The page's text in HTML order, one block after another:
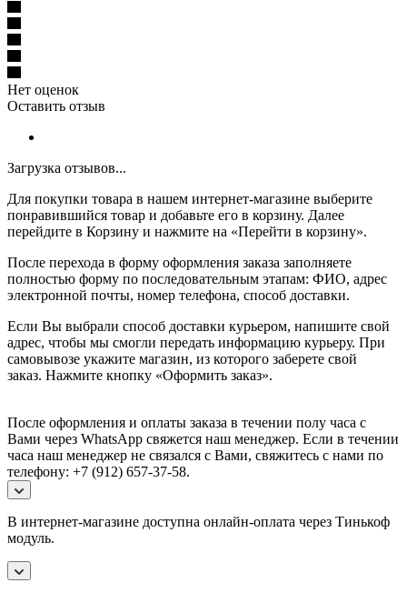
Нет оценок
Оставить отзыв
Загрузка отзывов...
Для покупки товара в нашем интернет-магазине выберите
понравившийся товар и добавьте его в корзину. Далее
перейдите в Корзину и нажмите на «Перейти в корзину».
После перехода в форму оформления заказа заполняете
полностью форму по последовательным этапам: ФИО, адрес
электронной почты, номер телефона, способ доставки.
Если Вы выбрали способ доставки курьером, напишите свой
адрес, чтобы мы смогли передать информацию курьеру. При
самовывозе укажите магазин, из которого заберете свой
заказ. Нажмите кнопку «Оформить заказ».
После оформления и оплаты заказа в течении полу часа с
Вами через WhatsApp свяжется наш менеджер. Если в течении
часа наш менеджер не связался с Вами, свяжитесь с нами по
телефону: +7 (912) 657-37-58.
В интернет-магазине доступна онлайн-оплата через Тинькоф
модуль.